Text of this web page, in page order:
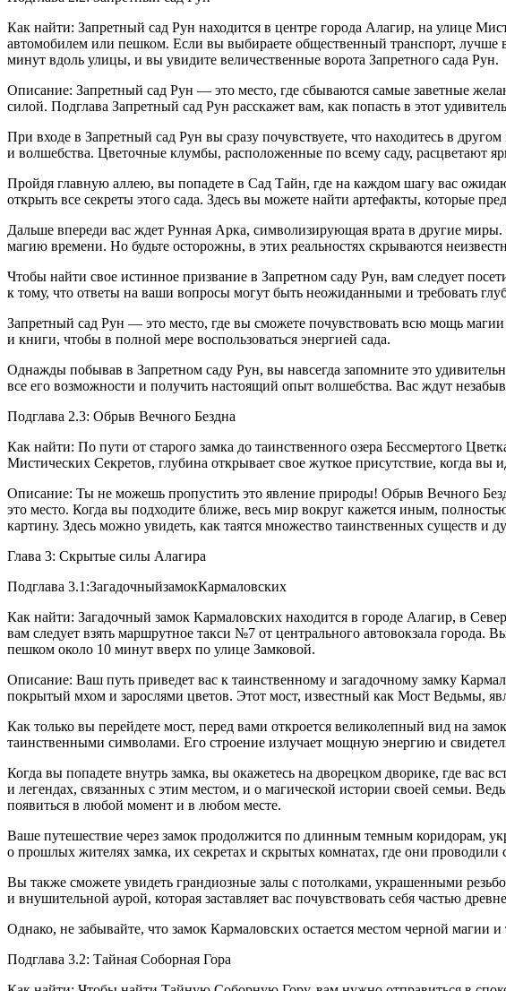
Как найти: Запретный сад Рун находится в центре города Алагир, на улице
автомобилем или пешком. Если вы выбираете общественный транспорт, лучше
минут вдоль улицы, и вы увидите величественные ворота Запретного сада Рун.
Описание: Запретный сад Рун — это место, где сбываются самые заветные
силой. Подглава Запретный сад Рун расскажет вам, как попасть в этот
При входе в Запретный сад Рун вы сразу почувствуете, что находитесь в
и волшебства. Цветочные клумбы, расположенные по всему саду, расцветают
Пройдя главную аллею, вы попадете в Сад Тайн, где на каждом шагу вас
открыть все секреты этого сада. Здесь вы можете найти артефакты, которые
Дальше впереди вас ждет Рунная Арка, символизирующая врата в другие
магию времени. Но будьте осторожны, в этих реальностях скрываются
Чтобы найти свое истинное призвание в Запретном саду Рун, вам следует
к тому, что ответы на ваши вопросы могут быть неожиданными и требовать
Запретный сад Рун — это место, где вы сможете почувствовать всю мощь
и книги, чтобы в полной мере воспользоваться энергией сада.
Однажды побывав в Запретном саду Рун, вы навсегда запомните это
все его возможности и получить настоящий опыт волшебства. Вас ждут
Подглава 2.3: Обрыв Вечного Бездна
Как найти: По пути от старого замка до таинственного озера Бессмертого
Мистических Секретов, глубина открывает свое жуткое присутствие, когда
Описание: Ты не можешь пропустить это явление природы! Обрыв Вечного
это место. Когда вы подходите ближе, весь мир вокруг кажется иным,
картину. Здесь можно увидеть, как таятся множество таинственных существ и
Глава 3: Скрытые силы Алагира
Подглава 3.1:ЗагадочныйзамокКармаловских
Как найти: Загадочный замок Кармаловских находится в городе Алагир, в
вам следует взять маршрутное такси №7 от центрального автовокзала
пешком около 10 минут вверх по улице Замковой.
Описание: Ваш путь приведет вас к таинственному и загадочному замку
покрытый мхом и зарослями цветов. Этот мост, известный как Мост Ведьмы,
Как только вы перейдете мост, перед вами откроется великолепный вид на
таинственными символами. Его строение излучает мощную энергию и
Когда вы попадете внутрь замка, вы окажетесь на дворецком дворике, где вас
и легендах, связанных с этим местом, и о магической истории своей семьи.
появиться в любой момент и в любом месте.
Ваше путешествие через замок продолжится по длинным темным коридорам,
о прошлых жителях замка, их секретах и скрытых комнатах, где они проводили
Вы также сможете увидеть грандиозные залы с потолками, украшенными
и внушительной аурой, которая заставляет вас почувствовать себя частью
Однако, не забывайте, что замок Кармаловских остается местом черной магии
Подглава 3.2: Тайная Соборная Гора